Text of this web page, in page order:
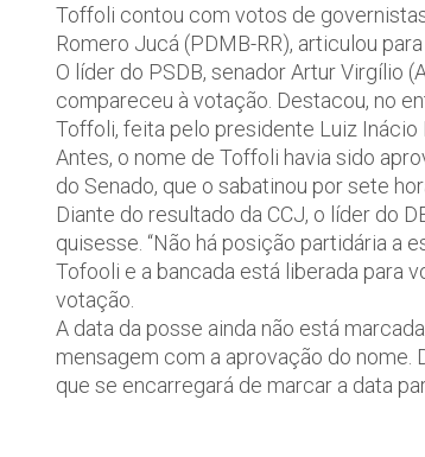
Toffoli contou com votos de
Romero Jucá (PDMB-RR), articulou
O líder do PSDB, senador Artur Virgílio
compareceu à votação. Destacou, no
Toffoli, feita pelo presidente Luiz Inácio
Antes, o nome de Toffoli havia sido
do Senado, que o sabatinou por sete
Diante do resultado da CCJ, o líder do
quisesse. “Não há posição partidária a
Tofooli e a bancada está liberada para
votação.
A data da posse ainda não está
mensagem com a aprovação do nome.
que se encarregará de marcar a data